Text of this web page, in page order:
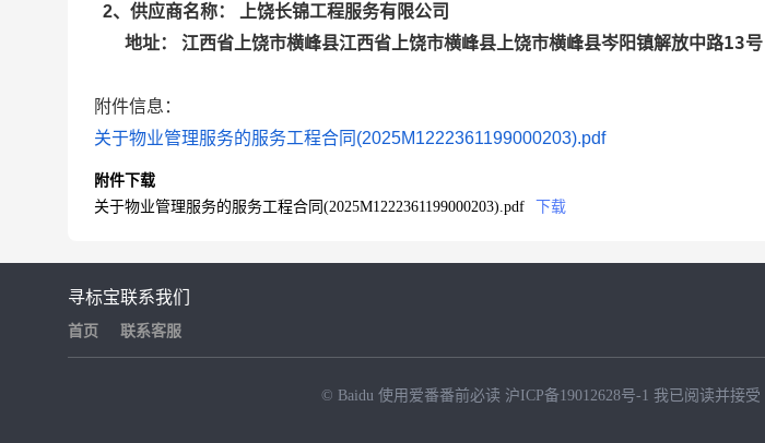
2、供应商名称： 上饶长锦工程服务有限公司
地址： 江西省上饶市横峰县江西省上饶市横峰县上饶市横峰县岑阳镇解放中路13号
附件信息：
关于物业管理服务的服务工程合同(2025M1222361199000203).pdf
附件下载
关于物业管理服务的服务工程合同(2025M1222361199000203).pdf
下载
寻标宝
首页
联系我们
联系客服
© Baidu 使用爱番番前必读 沪ICP备19012628号-1 我已阅读并接受